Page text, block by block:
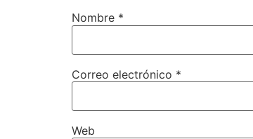
Nombre *
Correo electrónico *
Web